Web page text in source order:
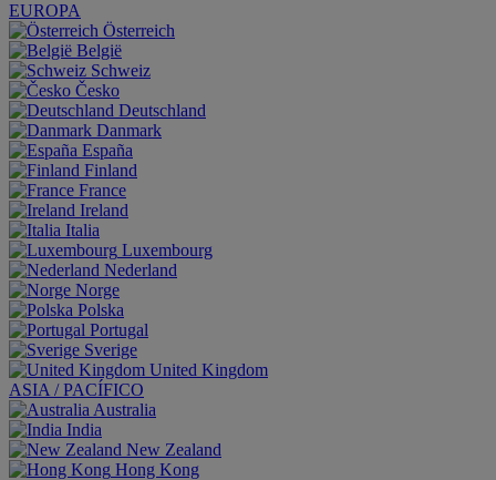
EUROPA
Österreich
België
Schweiz
Česko
Deutschland
Danmark
España
Finland
France
Ireland
Italia
Luxembourg
Nederland
Norge
Polska
Portugal
Sverige
United Kingdom
ASIA / PACÍFICO
Australia
India
New Zealand
Hong Kong